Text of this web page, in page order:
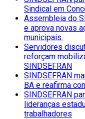
Sindical em
Assembleia do
e aprova novas
municipais.
Servidores
reforçam
SINDSEFRAN
SINDSEFRAN
BA e reafirma
SINDSEFRAN
lideranças
trabalhadores